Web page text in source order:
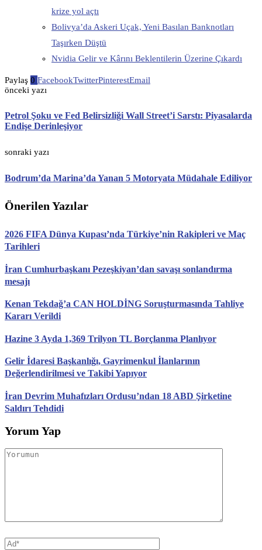
krize yol açtı
Bolivya’da Askeri Uçak, Yeni Basılan Banknotları
Taşırken Düştü
Nvidia Gelir ve Kârını Beklentilerin Üzerine Çıkardı
Paylaş 0 FacebookTwitterPinterestEmail
önceki yazı
Petrol Şoku ve Fed Belirsizliği Wall Street’i Sarstı: Piyasalarda
Endişe Derinleşiyor
sonraki yazı
Bodrum’da Marina’da Yanan 5 Motoryata Müdahale Ediliyor
Önerilen Yazılar
2026 FIFA Dünya Kupası’nda Türkiye’nin Rakipleri ve Maç
Tarihleri
İran Cumhurbaşkanı Pezeşkiyan’dan savaşı sonlandırma
mesajı
Kenan Tekdağ’a CAN HOLDİNG Soruşturmasında Tahliye
Kararı Verildi
Hazine 3 Ayda 1,369 Trilyon TL Borçlanma Planlıyor
Gelir İdaresi Başkanlığı, Gayrimenkul İlanlarının
Değerlendirilmesi ve Takibi Yapıyor
İran Devrim Muhafızları Ordusu’ndan 18 ABD Şirketine
Saldırı Tehdidi
Yorum Yap